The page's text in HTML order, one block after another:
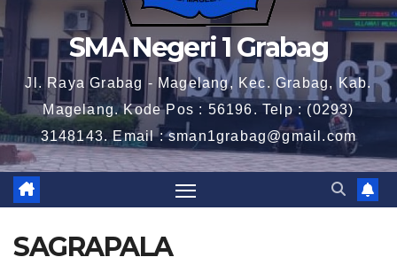
SMA Negeri 1 Grabag
Jl. Raya Grabag - Magelang, Kec. Grabag, Kab.
Magelang. Kode Pos : 56196. Telp : (0293)
3148143. Email : sman1grabag@gmail.com
SAGRAPALA